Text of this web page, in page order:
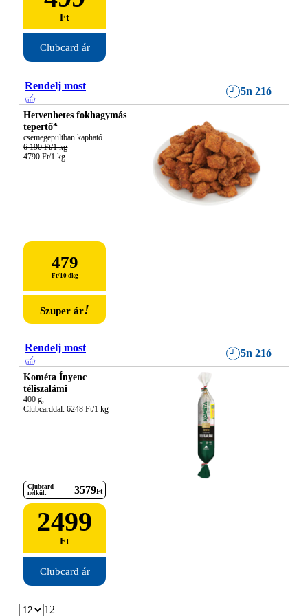
Ft
Clubcard ár
Rendelj most 5n 21ó
Hetvenhetes fokhagymás
tepertő*
6 190 Ft/1 kg
4790 Ft/1 kg
479
Ft/10 dkg
Szuper ár!
Rendelj most 5n 21ó
Kométa Ínyenc
téliszalámi
400 g,
Clubcarddal: 6248 Ft/1 kg
Clubcard
nélkül:
3579Ft
2499
Ft
Clubcard ár
12